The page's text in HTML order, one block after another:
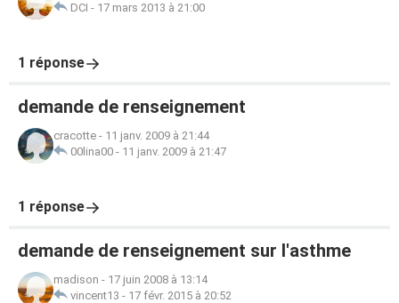
DCI - 17 mars 2013 à 21:00
1 réponse
demande de renseignement
cracotte - 11 janv. 2009 à 21:44
00lina00 - 11 janv. 2009 à 21:47
1 réponse
demande de renseignement sur l'asthme
madison - 17 juin 2008 à 13:14
vincent13 - 17 févr. 2015 à 20:52